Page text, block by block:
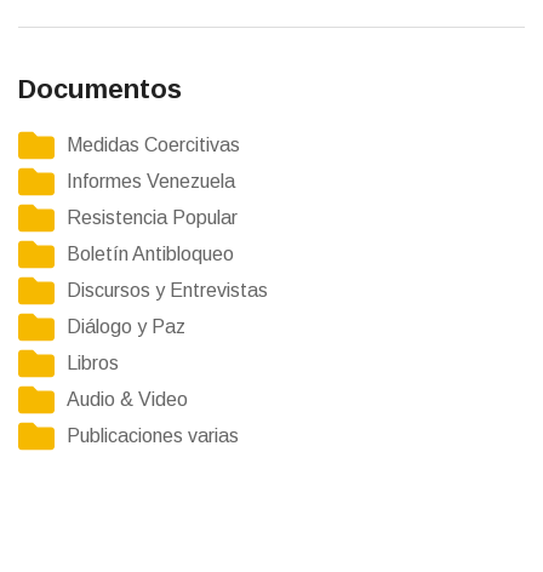
Documentos
Medidas Coercitivas
Informes Venezuela
Resistencia Popular
Boletín Antibloqueo
Discursos y Entrevistas
Diálogo y Paz
Libros
Audio & Video
Publicaciones varias